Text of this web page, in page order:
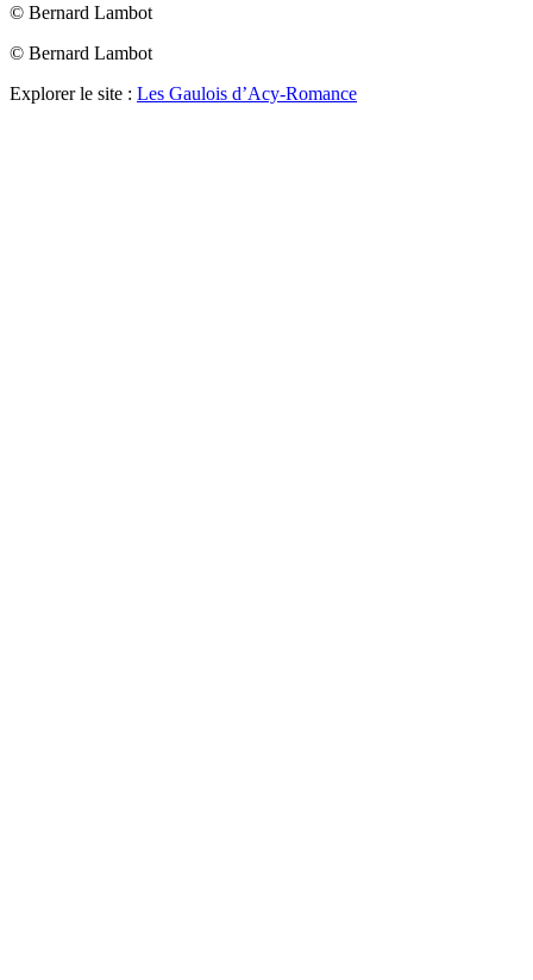
© Bernard Lambot
© Bernard Lambot
Explorer le site : Les Gaulois d’Acy-Romance